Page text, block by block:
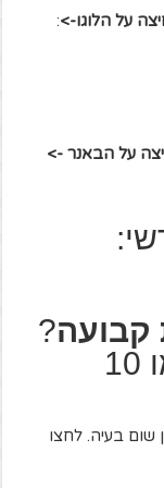
:
קבועה?
ותרמו 10
שום בעיה. לחצו